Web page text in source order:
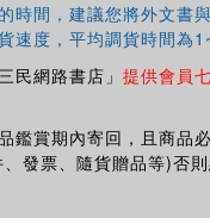
時間，建議您將外文書
速度，平均調貨時間為
民網路書店」 提供會員
鑑賞期內寄回，且商品
發票、隨貨贈品等)否